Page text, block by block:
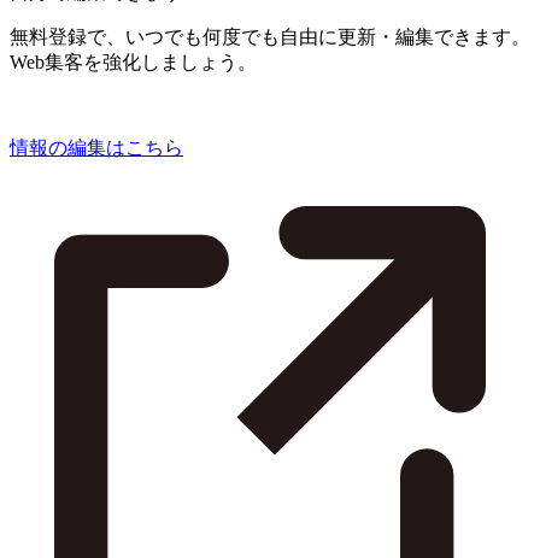
無料登録で、いつでも何度でも自由に更新・編集できます。
Web集客を強化しましょう。
情報の編集はこちら